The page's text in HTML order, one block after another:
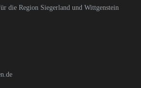
die Region Siegerland und Wittgenstein